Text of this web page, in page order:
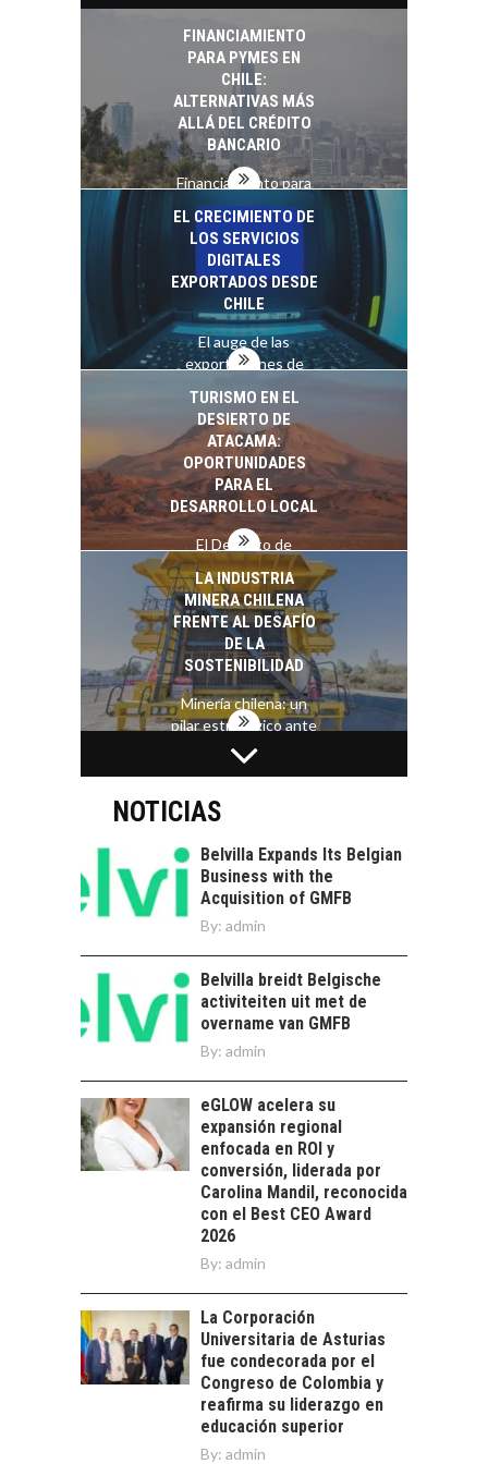
FINANCIAMIENTO
PARA PYMES EN
CHILE:
ALTERNATIVAS MÁS
ALLÁ DEL CRÉDITO
BANCARIO
Financiamiento para
pymes en Chile:
alternativas que
trascienden el
crédito…
EL CRECIMIENTO DE
LOS SERVICIOS
DIGITALES
EXPORTADOS DESDE
CHILE
El auge de las
exportaciones de
Chile:…
TURISMO EN EL
DESIERTO DE
ATACAMA:
OPORTUNIDADES
PARA EL
DESARROLLO LOCAL
El Desierto de
Atacama: Motor
Estratégico para el
Desarrollo Turístico…
LA INDUSTRIA
MINERA CHILENA
FRENTE AL DESAFÍO
DE LA
SOSTENIBILIDAD
Minería chilena: un
pilar estratégico ante
el reto ineludible de…
CAPITAL DE RIESGO
EN CHILE:
OPORTUNIDADES
PARA STARTUPS Y
NUEVOS NEGOCIOS
Capital de riesgo en
Chile: motor de
innovación para
TIPO DE CAMBIO EN
LAS EMPRESAS
CHILENAS
El tipo de cambio
determinante en la
economía…
FINANCIAMIENTO
PARA PYMES EN
CHILE:
ALTERNATIVAS MÁS
ALLÁ DEL CRÉDITO
BANCARIO
Financiamiento para
pymes en Chile:
alternativas que
trascienden el
crédito…
LOS SERVICIOS
DIGITALES
EXPORTADOS DESDE
CHILE
El auge de las
exportaciones de
NOTICIAS
Belvilla Expands Its Belgian
Business with the
Acquisition of GMFB
By: admin
Belvilla breidt Belgische
activiteiten uit met de
overname van GMFB
By: admin
eGLOW acelera su
expansión regional
enfocada en ROI y
conversión, liderada por
Carolina Mandil, reconocida
con el Best CEO Award
2026
By: admin
La Corporación
Universitaria de Asturias
fue condecorada por el
Congreso de Colombia y
reafirma su liderazgo en
educación superior
By: admin